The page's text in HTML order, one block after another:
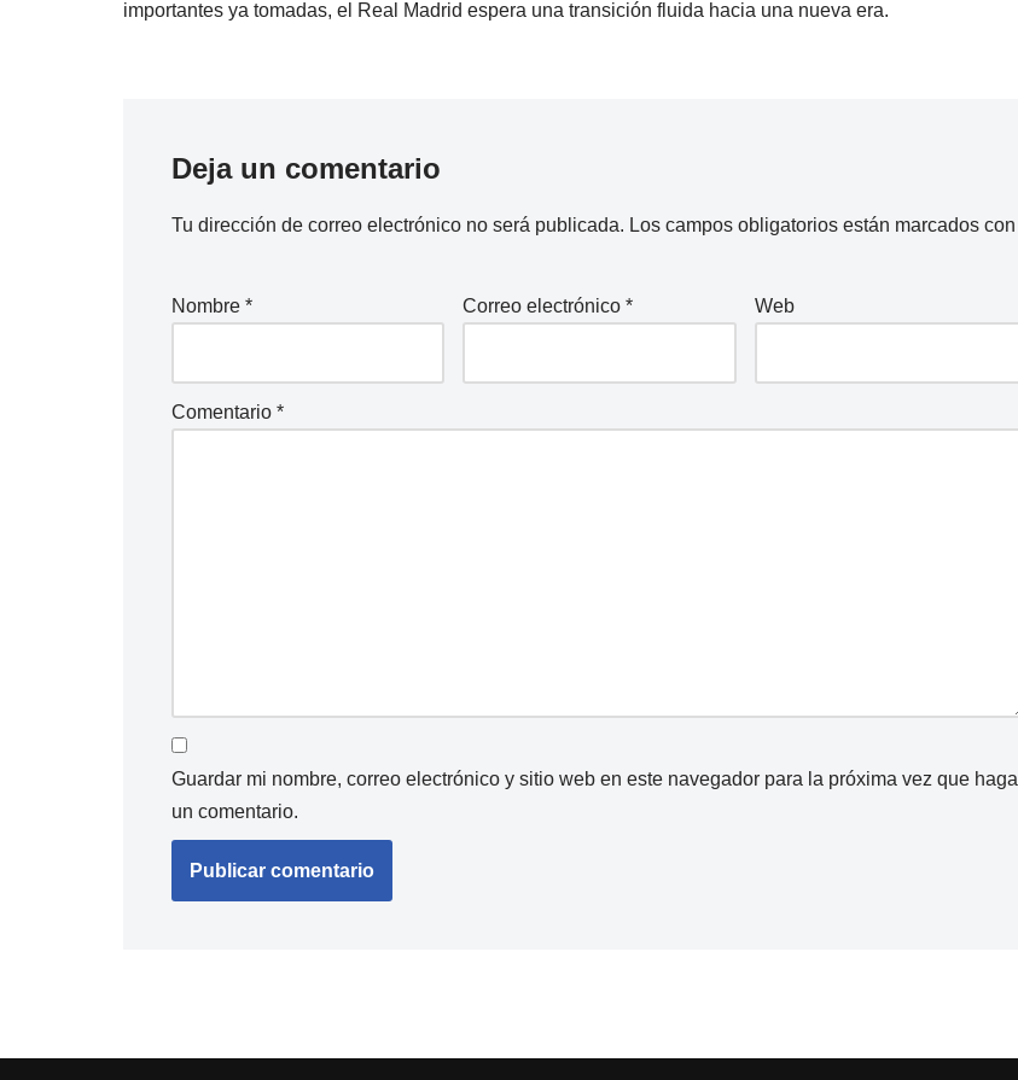
importantes ya tomadas, el Real Madrid espera una transición fluida hacia una nueva era.
Deja un comentario
Tu dirección de correo electrónico no será publicada. Los campos obligatorios están marcados con
Nombre * Correo electrónico* Web
Comentario *
Guardar mi nombre, correo electrónico y sitio web en este navegador para la próxima vez que haga
un comentario.